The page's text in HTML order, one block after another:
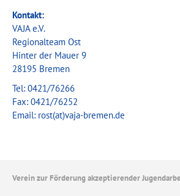
Kontakt:
VAJA e.V.
Regionalteam Ost
Hinter der Mauer 9
28195 Bremen
Tel: 0421/76266
Fax: 0421/76252
Email: rost(at)vaja-bremen.de
Verein zur Förderung akzeptierender